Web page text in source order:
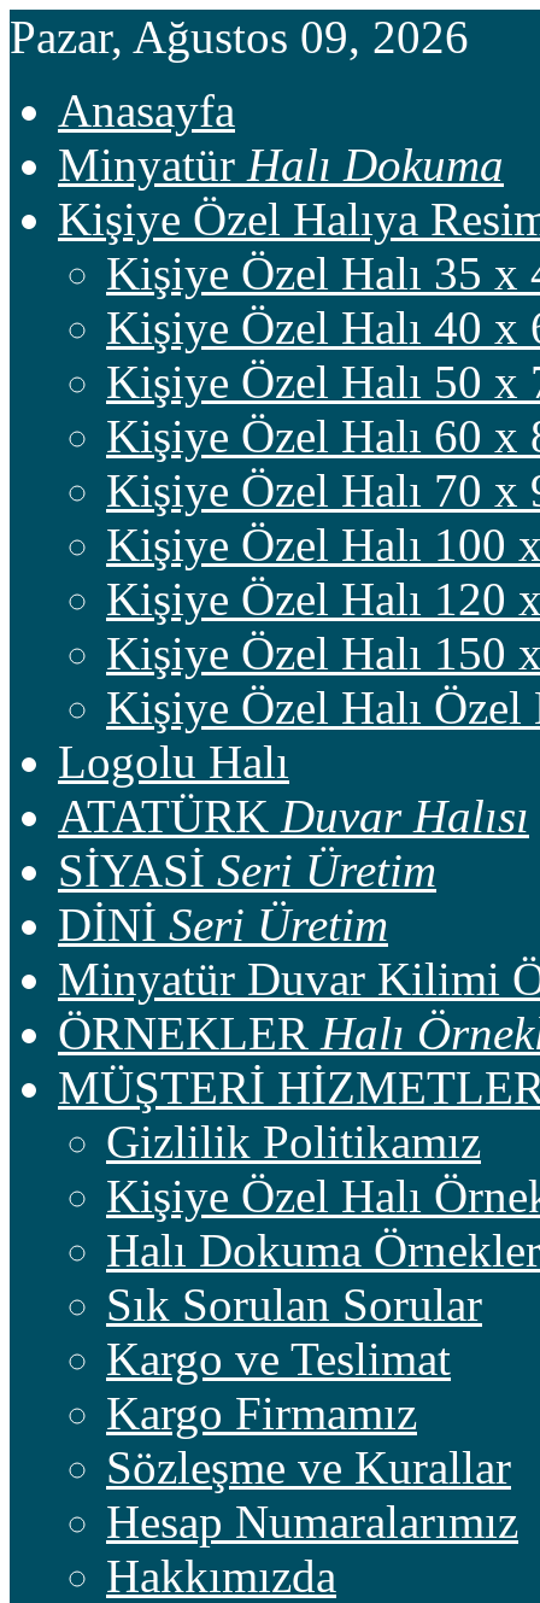
Pazar, Ağustos 09, 2026
Anasayfa
Minyatür Halı Dokuma
Kişiye Özel Halıya
Kişiye Özel Halı 35 x
Kişiye Özel Halı 40 x
Kişiye Özel Halı 50 x
Kişiye Özel Halı 60 x
Kişiye Özel Halı 70 x
Kişiye Özel Halı 100
Kişiye Özel Halı 120
Kişiye Özel Halı 150
Kişiye Özel Halı Özel
Logolu Halı
ATATÜRK Duvar Halısı
SİYASİ Seri Üretim
DİNİ Seri Üretim
Minyatür Duvar Kilimi
ÖRNEKLER Halı
MÜŞTERİ
Gizlilik Politikamız
Kişiye Özel Halı
Halı Dokuma
Sık Sorulan Sorular
Kargo ve Teslimat
Kargo Firmamız
Sözleşme ve Kurallar
Hesap Numaralarımız
Hakkımızda